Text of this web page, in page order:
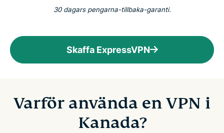
30 dagars pengarna-tillbaka-garanti.
Skaffa ExpressVPN
Varför använda en VPN i
Kanada?